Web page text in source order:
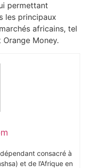
permettant
les principaux
africains, tel
Money.
consacré à
et de l’Afrique en